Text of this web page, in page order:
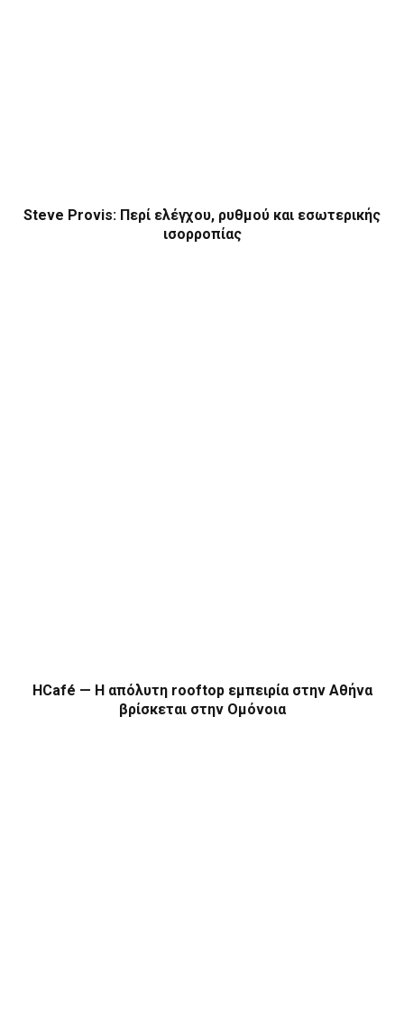
Steve Provis: Περί ελέγχου, ρυθμού και εσωτερικής
ισορροπίας
HCafé — Η απόλυτη rooftop εμπειρία στην Αθήνα
βρίσκεται στην Ομόνοια